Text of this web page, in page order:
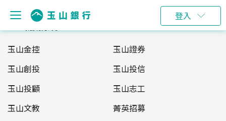
登入
玉山服務網
玉山金控
玉山證券
玉山創投
玉山投信
玉山投顧
玉山志工
玉山文教
菁英招募